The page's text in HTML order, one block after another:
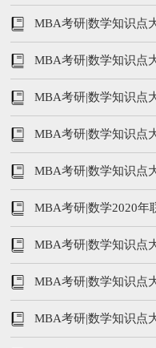
MBA考研|数学知识点
MBA考研|数学知识点
MBA考研|数学知识点
MBA考研|数学知识点
MBA考研|数学知识点
MBA考研|数学2020年
MBA考研|数学知识点
MBA考研|数学知识点
MBA考研|数学知识点